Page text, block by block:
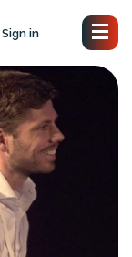
Sign in